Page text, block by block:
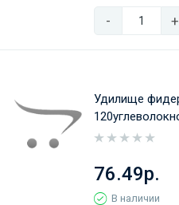
- +
Удилище
76.49р.
В наличии